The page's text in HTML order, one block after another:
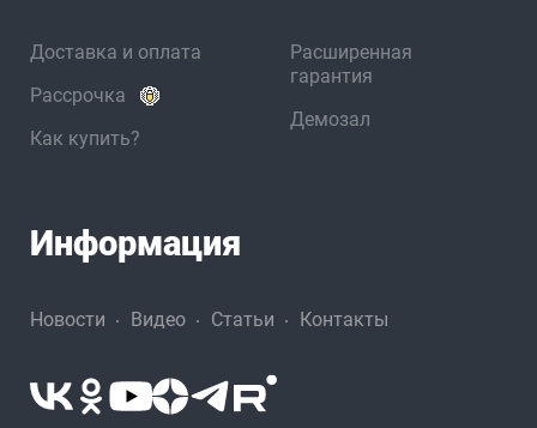
Доставка и оплата
Рассрочка
Как купить?
Расширенная
гарантия
Демозал
Информация
Новости Видео Статьи Контакты